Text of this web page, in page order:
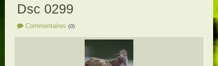
Dsc 0299
Commentaires (0)